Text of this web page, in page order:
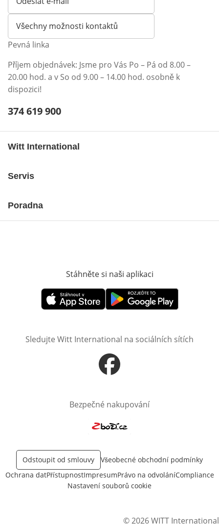
Otevírá e-mailového klienta
Všechny možnosti kontaktů
Pevná linka
Příjem objednávek: Jsme pro Vás Po – Pá od 8.00 –
20.00 hod. a v So od 9.00 – 14.00 hod. osobně k
dispozici!
Telefonní číslo:
374 619 900
Witt International
Servis
Poradna
Stáhněte si naši aplikaci
Otevře v novém okněOtevře v novém okně
Sledujte Witt International na sociálních sítích
Otevře v novém okně
Bezpečné nakupování
Odstoupit od smlouvy
Všeobecné obchodní podmínky
Ochrana datPřístupnostImpresumPrávo na odvoláníCompliance
Nastavení souborů cookie
© 2026 WITT International